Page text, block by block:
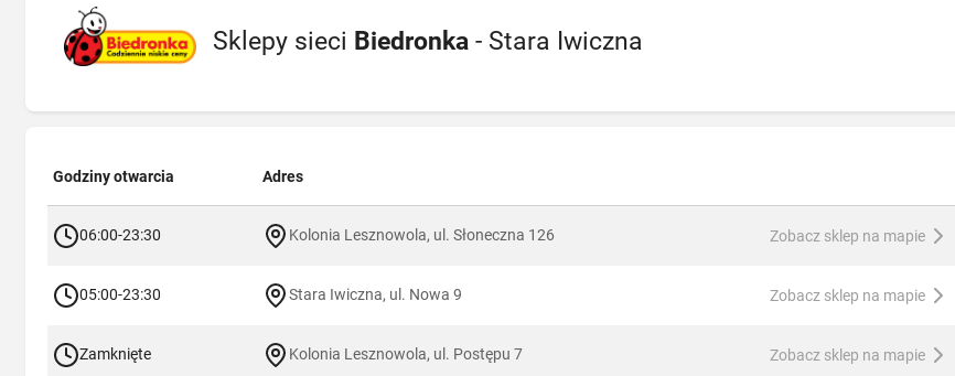
Sklepy sieci Biedronka - Stara Iwiczna
Godziny otwarcia Adres
06:00-23:30 Kolonia Lesznowola, ul. Słoneczna 126 Zobacz sklep na mapie
05:00-23:30 Stara Iwiczna, ul. Nowa 9 Zobacz sklep na mapie
Zamknięte Kolonia Lesznowola, ul. Postępu 7 Zobacz sklep na mapie